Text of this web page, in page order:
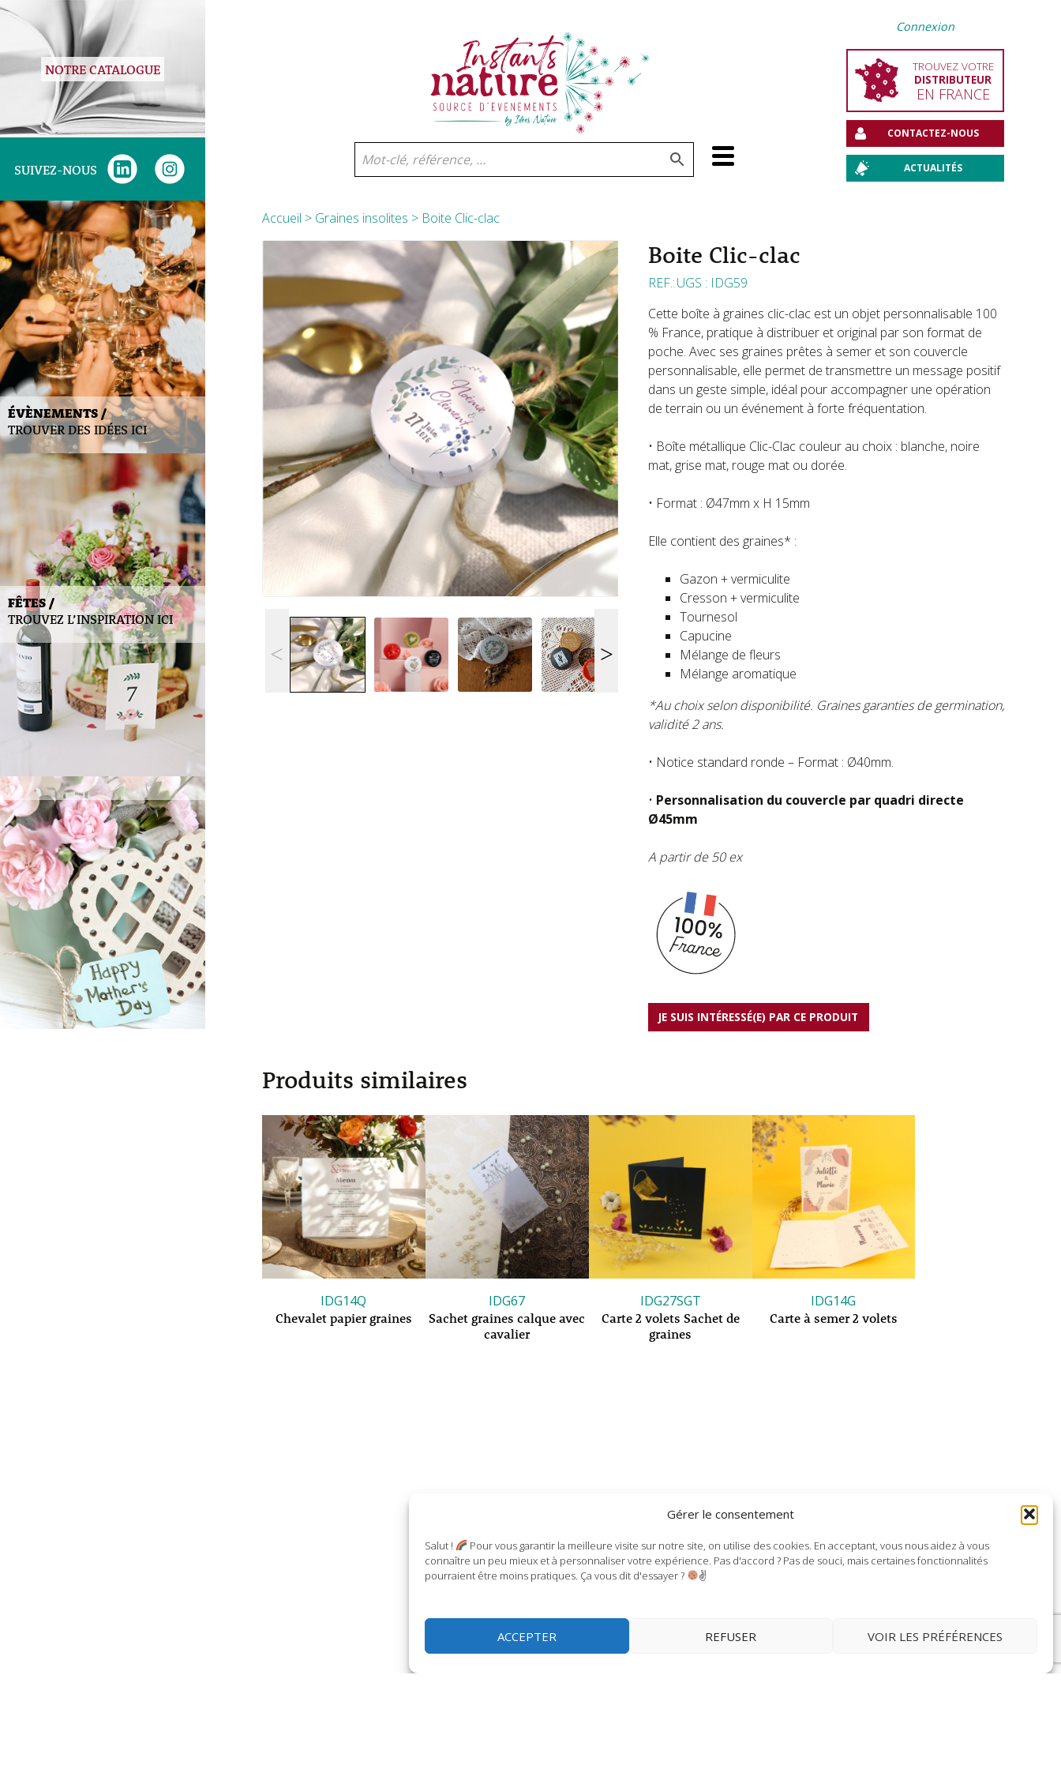
Gérer le consentement
Salut !
Pour vous garantir la meilleure visite sur notre site, on utilise des cookies. En acceptant, vous nous aidez à vous
connaître un peu mieux et à personnaliser votre expérience. Pas d'accord ? Pas de souci, mais certaines fonctionnalités
pourraient être moins pratiques. Ça vous dit d'essayer ?
✌
ACCEPTER REFUSER VOIR LES PRÉFÉRENCES
NOTRE CATALOGUE
SUIVEZ-NOUS
ÉVÈNEMENTS /
TROUVER DES IDÉES ICI
FÊTES /
TROUVEZ L’INSPIRATION ICI
Connexion
TROUVEZ VOTRE
DISTRIBUTEUR
EN FRANCE
CONTACTEZ-NOUS
ACTUALITÉS
Accueil > Graines insolites > Boite Clic-clac
Boite Clic-clac
UGS : IDG59
Cette boîte à graines clic-clac est un objet personnalisable 100
% France, pratique à distribuer et original par son format de
poche. Avec ses graines prêtes à semer et son couvercle
personnalisable, elle permet de transmettre un message positif
dans un geste simple, idéal pour accompagner une opération
de terrain ou un événement à forte fréquentation.
• Boîte métallique Clic-Clac couleur au choix : blanche, noire
mat, grise mat, rouge mat ou dorée.
• Format : Ø47mm x H 15mm
Elle contient des graines* :
Gazon + vermiculite
Cresson + vermiculite
Tournesol
Capucine
Mélange de fleurs
Mélange aromatique
*Au choix selon disponibilité. Graines garanties de germination,
validité 2 ans.
• Notice standard ronde – Format : Ø40mm.
• Personnalisation du couvercle par quadri directe
Ø45mm
A partir de 50 ex
JE SUIS INTÉRESSÉ(E) PAR CE PRODUIT
Produits similaires
IDG14Q
Chevalet papier graines
IDG67
Sachet graines calque avec
cavalier
IDG27SGT
Carte 2 volets Sachet de
graines
IDG14G
Carte à semer 2 volets